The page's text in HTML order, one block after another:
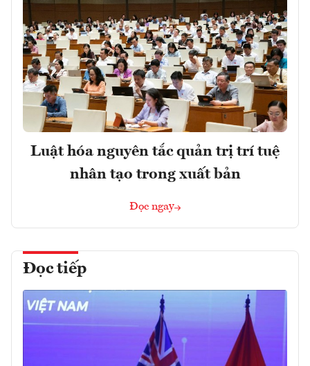
Luật hóa nguyên tắc quản trị trí tuệ
nhân tạo trong xuất bản
Đọc ngay
Đọc tiếp